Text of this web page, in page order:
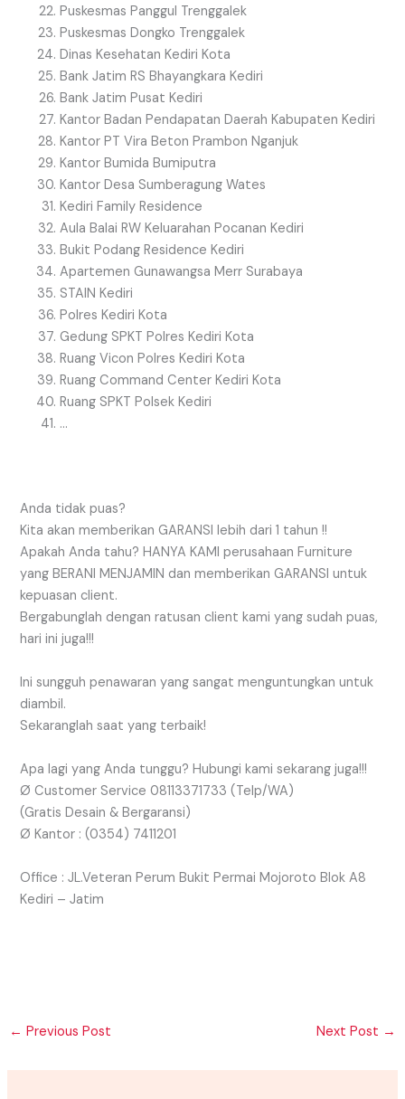
Puskesmas Panggul Trenggalek
Puskesmas Dongko Trenggalek
Dinas Kesehatan Kediri Kota
Bank Jatim RS Bhayangkara Kediri
Bank Jatim Pusat Kediri
Kantor Badan Pendapatan Daerah Kabupaten Kediri
Kantor PT Vira Beton Prambon Nganjuk
Kantor Bumida Bumiputra
Kantor Desa Sumberagung Wates
Kediri Family Residence
Aula Balai RW Keluarahan Pocanan Kediri
Bukit Podang Residence Kediri
Apartemen Gunawangsa Merr Surabaya
STAIN Kediri
Polres Kediri Kota
Gedung SPKT Polres Kediri Kota
Ruang Vicon Polres Kediri Kota
Ruang Command Center Kediri Kota
Ruang SPKT Polsek Kediri
…
Anda tidak puas?
Kita akan memberikan GARANSI lebih dari 1 tahun !!
Apakah Anda tahu? HANYA KAMI perusahaan Furniture
yang BERANI MENJAMIN dan memberikan GARANSI untuk
kepuasan client.
Bergabunglah dengan ratusan client kami yang sudah puas,
hari ini juga!!!
Ini sungguh penawaran yang sangat menguntungkan untuk
diambil.
Sekaranglah saat yang terbaik!
Apa lagi yang Anda tunggu? Hubungi kami sekarang juga!!!
Ø Customer Service 08113371733 (Telp/WA)
(Gratis Desain & Bergaransi)
Ø Kantor : (0354) 7411201
Office : JL.Veteran Perum Bukit Permai Mojoroto Blok A8
Kediri – Jatim
← Previous Post Next Post →